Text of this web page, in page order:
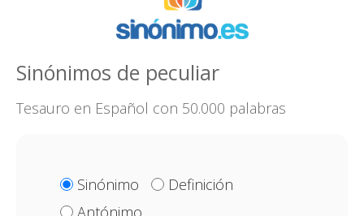
Sinónimos de peculiar
Tesauro en Español con 50.000 palabras
Sinónimo
Definición
Antónimo